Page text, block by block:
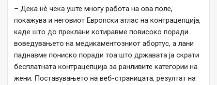
– Дека нѐ чека уште многу работа на ова поле,
покажува и неговиот Европски атлас на контрацепција,
каде што до преклани котиравме повисоко поради
воведувањето на медикаментозниот абортус, а лани
паднавме пониско поради тоа што државата ја скрати
бесплатната контрацепција за ранливите категории на
жени. Поставувањето на веб-страницата, резултат на